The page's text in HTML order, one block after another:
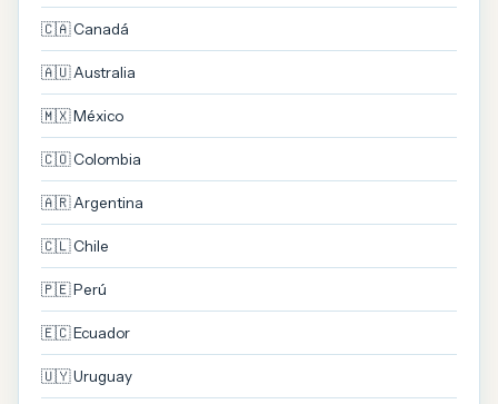
🇨🇦 Canadá
🇦🇺 Australia
🇲🇽 México
🇨🇴 Colombia
🇦🇷 Argentina
🇨🇱 Chile
🇵🇪 Perú
🇪🇨 Ecuador
🇺🇾 Uruguay